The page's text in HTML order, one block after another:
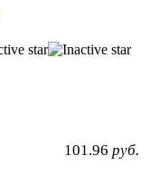
101.96 руб.